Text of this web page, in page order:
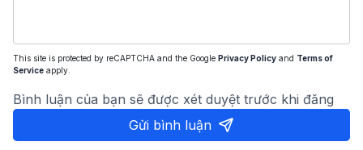
This site is protected by reCAPTCHA and the Google Privacy Policy and Terms of
Service apply.
Bình luận của bạn sẽ được xét duyệt trước khi đăng
Gửi bình luận